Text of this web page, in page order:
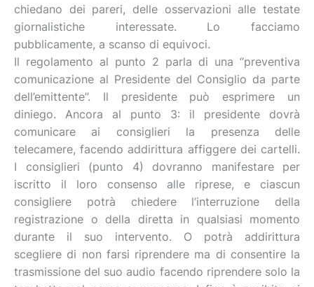
chiedano dei pareri, delle osservazioni alle testate
giornalistiche interessate. Lo facciamo
pubblicamente, a scanso di equivoci.
Il regolamento al punto 2 parla di una “preventiva
comunicazione al Presidente del Consiglio da parte
dell’emittente”. Il presidente può esprimere un
diniego. Ancora al punto 3: il presidente dovrà
comunicare ai consiglieri la presenza delle
telecamere, facendo addirittura affiggere dei cartelli.
I consiglieri (punto 4) dovranno manifestare per
iscritto il loro consenso alle riprese, e ciascun
consigliere potrà chiedere l’interruzione della
registrazione o della diretta in qualsiasi momento
durante il suo intervento. O potrà addirittura
scegliere di non farsi riprendere ma di consentire la
trasmissione del suo audio facendo riprendere solo la